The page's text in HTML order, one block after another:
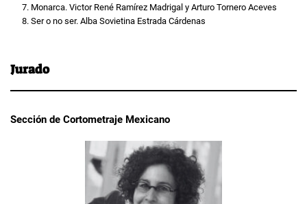
Monarca. Victor René Ramírez Madrigal y Arturo Tornero Aceves
Ser o no ser. Alba Sovietina Estrada Cárdenas
Jurado
Sección de Cortometraje Mexicano